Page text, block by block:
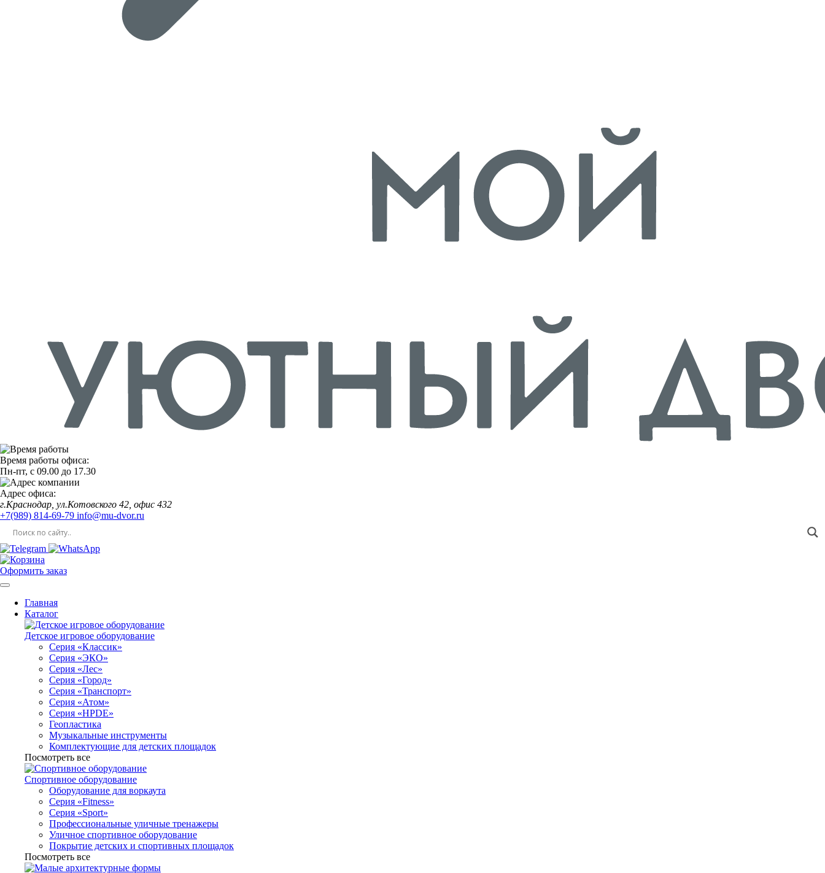
Время работы офиса:
Пн-пт, с 09.00 до 17.30
Адрес офиса:
г.Краснодар, ул.Котовского 42, офис 432
+7(989) 814-69-79 info@mu-dvor.ru
Оформить заказ
Главная
Каталог
Детское игровое оборудование
Серия «Классик»
Серия «ЭКО»
Серия «Лес»
Серия «Город»
Серия «Транспорт»
Серия «Атом»
Серия «HPDE»
Геопластика
Музыкальные инструменты
Комплектующие для детских площадок
Посмотреть все
Спортивное оборудование
Оборудование для воркаута
Серия «Fitness»
Серия «Sport»
Профессиональные уличные тренажеры
Уличное спортивное оборудование
Покрытие детских и спортивных площадок
Посмотреть все